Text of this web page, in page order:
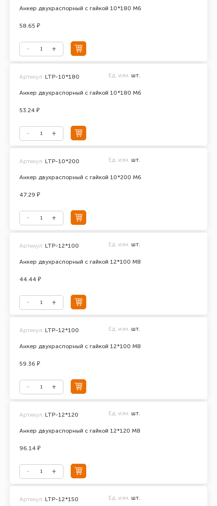
Анкер двухраспорный с гайкой 10*180 М6
58.65 ₽
Анкер двухраспорный с гайкой 10*180 М6
Артикул: LTP-10*180 Ед. изм. шт.
53.24 ₽
Анкер двухраспорный с гайкой 10*200 М6
Артикул: LTP-10*200 Ед. изм. шт.
47.29 ₽
Анкер двухраспорный с гайкой 12*100 М8
Артикул: LTP-12*100 Ед. изм. шт.
44.44 ₽
Анкер двухраспорный с гайкой 12*100 М8
Артикул: LTP-12*100 Ед. изм. шт.
59.36 ₽
Анкер двухраспорный с гайкой 12*120 М8
Артикул: LTP-12*120 Ед. изм. шт.
96.14 ₽
Артикул: LTP-12*150 Ед. изм. шт.